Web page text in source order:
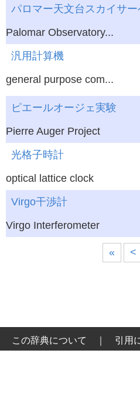
パロマー天文台スカイサー
Palomar Observatory...
汎用計算機
general purpose com...
ピエールオージェ実験
Pierre Auger Project
光格子時計
optical lattice clock
Virgo干渉計
Virgo Interferometer
« <
この辞典について 引用